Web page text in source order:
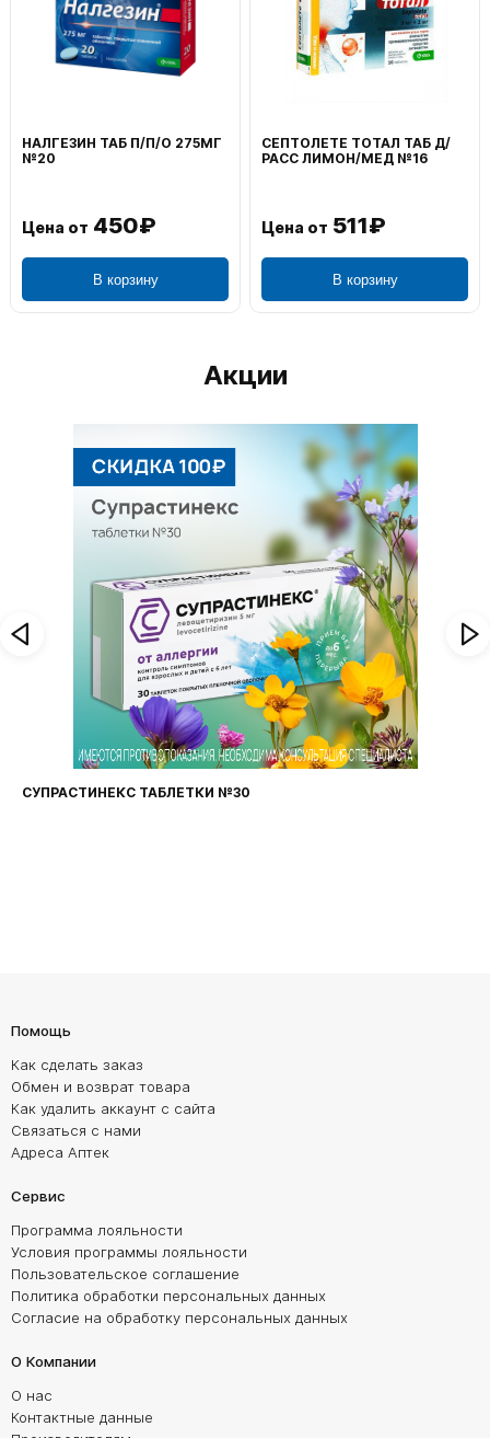
ВОЛЬТАРЕН ЭМУЛЬГЕЛЬ
НАРУЖ 2% 100Г
Цена от 1 195₽
В корзину
ФЕНИСТИЛ ГЕЛЬ НАРУЖ
0,1% 50Г
Цена от 804₽
В корзину
Акции
ФАРИНГОСЕПТ ТАБЛЕТКИ №20
Помощь
Как сделать заказ
Обмен и возврат товара
Как удалить аккаунт с сайта
Связаться с нами
Адреса Аптек
Сервис
Программа лояльности
Условия программы лояльности
Пользовательское соглашение
Политика обработки персональных данных
Согласие на обработку персональных данных
О Компании
О нас
Контактные данные